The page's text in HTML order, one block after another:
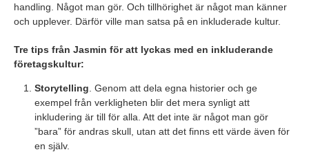
handling. Något man gör. Och tillhörighet är något man känner
och upplever. Därför ville man satsa på en inkluderade kultur.
Tre tips från Jasmin för att lyckas med en inkluderande
företagskultur:
Storytelling . Genom att dela egna historier och ge
exempel från verkligheten blir det mera synligt att
inkludering är till för alla. Att det inte är något man gör
”bara” för andras skull, utan att det finns ett värde även för
en själv.